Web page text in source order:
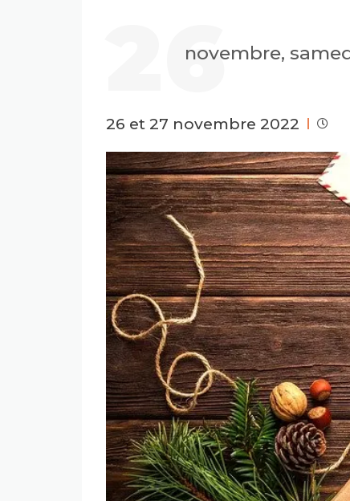
26
novembre,
26 et 27 novembre 2022